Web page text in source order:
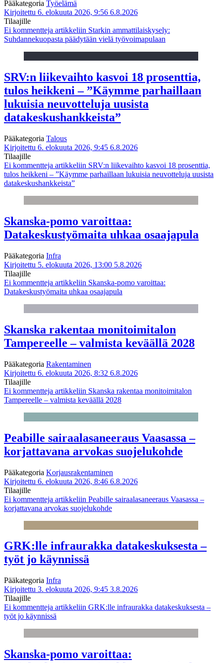
Pääkategoria Työelämä
Kirjoitettu 6. elokuuta 2026, 9:56 6.8.2026
Tilaajille
Ei kommentteja artikkeliin Starkin ammattilaiskysely:
Suhdannekuopasta päädytään vielä työvoimapulaan
SRV:n liikevaihto kasvoi 18 prosenttia,
tulos heikkeni – ”Käymme parhaillaan
lukuisia neuvotteluja uusista
datakeskushankkeista”
Pääkategoria Talous
Kirjoitettu 6. elokuuta 2026, 9:45 6.8.2026
Tilaajille
Ei kommentteja artikkeliin SRV:n liikevaihto kasvoi 18 prosenttia,
tulos heikkeni – ”Käymme parhaillaan lukuisia neuvotteluja uusista
datakeskushankkeista”
Skanska-pomo varoittaa:
Datakeskustyömaita uhkaa osaajapula
Pääkategoria Infra
Kirjoitettu 5. elokuuta 2026, 13:00 5.8.2026
Tilaajille
Ei kommentteja artikkeliin Skanska-pomo varoittaa:
Datakeskustyömaita uhkaa osaajapula
Skanska rakentaa monitoimitalon
Tampereelle – valmista keväällä 2028
Pääkategoria Rakentaminen
Kirjoitettu 6. elokuuta 2026, 8:32 6.8.2026
Tilaajille
Ei kommentteja artikkeliin Skanska rakentaa monitoimitalon
Tampereelle – valmista keväällä 2028
Peabille sairaalasaneeraus Vaasassa –
korjattavana arvokas suojelukohde
Pääkategoria Korjausrakentaminen
Kirjoitettu 6. elokuuta 2026, 8:46 6.8.2026
Tilaajille
Ei kommentteja artikkeliin Peabille sairaalasaneeraus Vaasassa –
korjattavana arvokas suojelukohde
GRK:lle infraurakka datakeskuksesta –
työt jo käynnissä
Pääkategoria Infra
Kirjoitettu 3. elokuuta 2026, 9:45 3.8.2026
Tilaajille
Ei kommentteja artikkeliin GRK:lle infraurakka datakeskuksesta –
työt jo käynnissä
Skanska-pomo varoittaa: